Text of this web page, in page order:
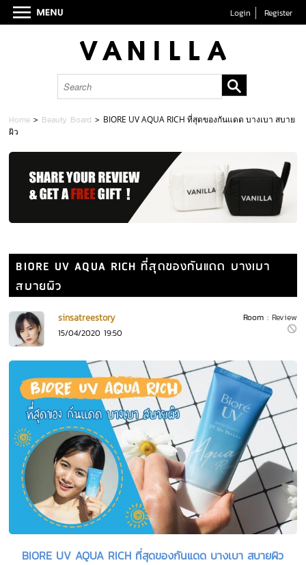
Login Register
Home > Beauty Board > BIORE UV AQUA RICH ที่สุดของกันแดด บางเบา สบาย
ผิว
BIORE UV AQUA RICH ที่สุดของกันแดด บางเบา
สบายผิว
Room : Review
sinsatreestory
15/04/2020 19:50
BIORE UV AQUA RICH ที่สุดของกันแดด บางเบา สบายผิว